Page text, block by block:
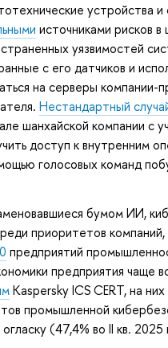
устройства и
источниками рисков
уязвимостей
с его датчиков и
на серверы компании-
Нестандартный
шанхайской компании с
доступ к внутренним
голосовых команд
бумом ИИ,
приоритетов
предприятий
предприятия чаще
Kaspersky ICS CERT, на
промышленной
(47,4% во II кв. 2025